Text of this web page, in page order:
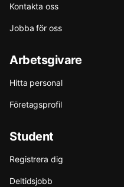
Kontakta oss
Jobba för oss
Arbetsgivare
Hitta personal
Företagsprofil
Student
Registrera dig
Deltidsjobb